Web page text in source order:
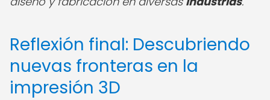
Reflexión final: Descubriendo
nuevas fronteras en la
impresión 3D